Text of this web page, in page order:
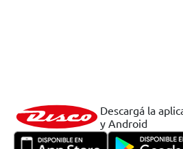
Descargá la
y Android